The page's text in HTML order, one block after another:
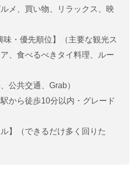
メ、買い物、リラックス、映
味・優先順位】（主要な観光ス
、食べるべきタイ料理、ルー
公共交通、Grab）
から徒歩10分以内・グレード
】（できるだけ多く回りた